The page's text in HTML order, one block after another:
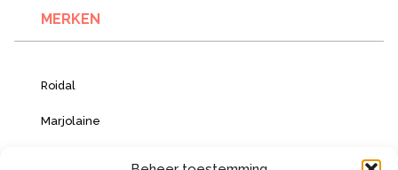
MERKEN
Roidal
Marjolaine